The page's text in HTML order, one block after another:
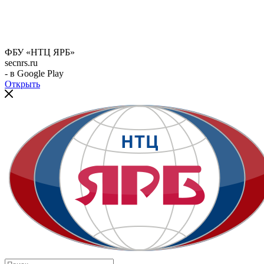
ФБУ «НТЦ ЯРБ»
secnrs.ru
- в Google Play
Открыть